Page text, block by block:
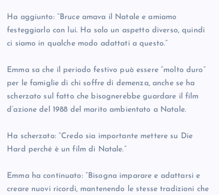
Ha aggiunto: “Bruce amava il Natale e amiamo
festeggiarlo con lui. Ha solo un aspetto diverso, quindi
ci siamo in qualche modo adattati a questo.”
Emma sa che il periodo festivo può essere “molto duro”
per le famiglie di chi soffre di demenza, anche se ha
scherzato sul fatto che bisognerebbe guardare il film
d’azione del 1988 del marito ambientato a Natale.
Ha scherzato: “Credo sia importante mettere su Die
Hard perché è un film di Natale.”
Emma ha continuato: “Bisogna imparare e adattarsi e
creare nuovi ricordi, mantenendo le stesse tradizioni che